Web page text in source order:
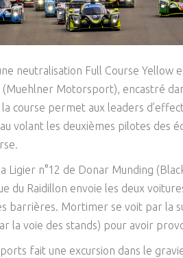
neutralisation Full Course Yellow
(Muehlner Motorsport), encastré
course permet aux leaders
volant les deuxièmes pilotes des
Ligier n°12 de Donar Munding
du Raidillon envoie les deux
barrières. Mortimer se voit par la
la voie des stands) pour avoir
fait une excursion dans le